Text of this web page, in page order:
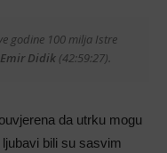
godine 100 milja Istre
Emir Didik (42:59:27).
da utrku mogu
bili su sasvim